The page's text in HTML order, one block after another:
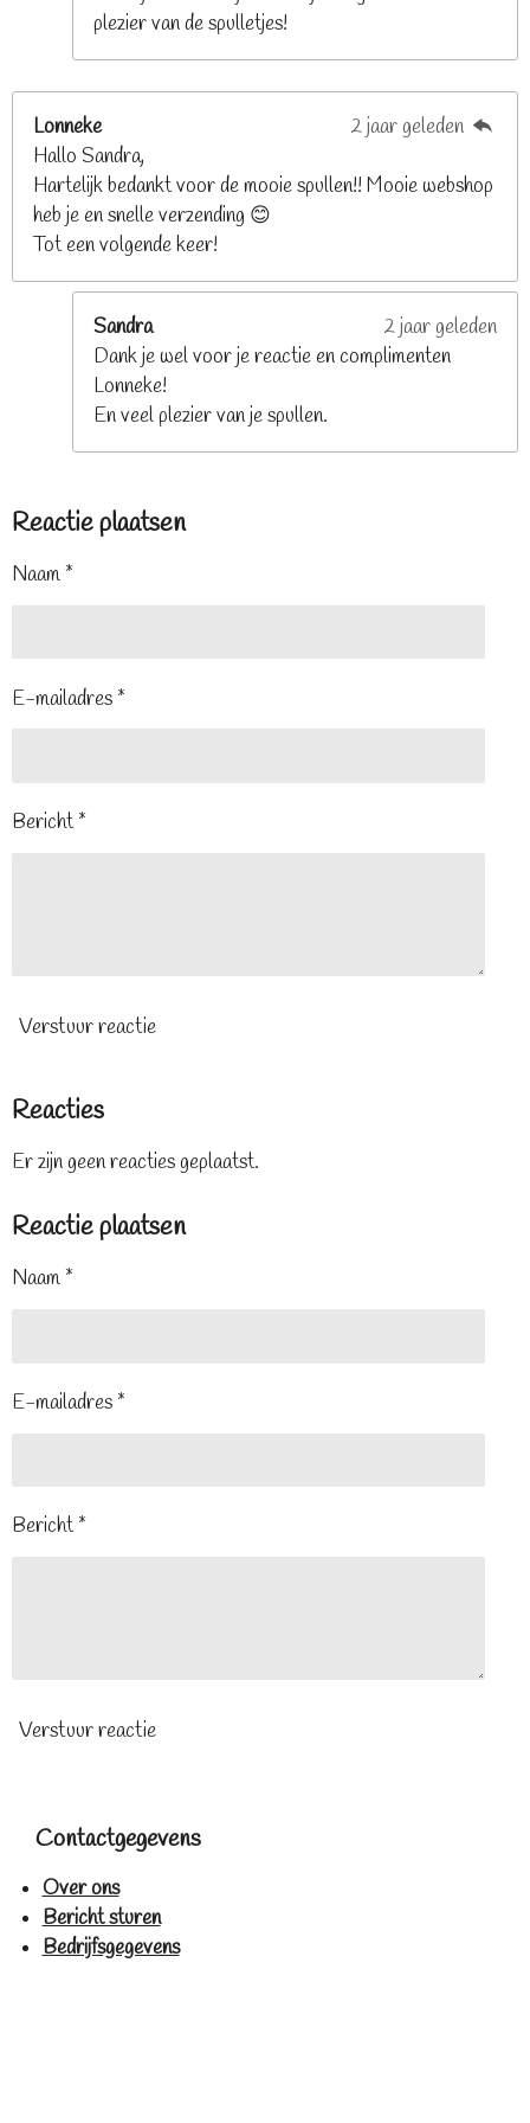
plezier van de spulletjes!
Lonneke
2 jaar geleden
Hallo Sandra,
Hartelijk bedankt voor de mooie spullen!! Mooie webshop
heb je en snelle verzending 😊
Tot een volgende keer!
Sandra
2 jaar geleden
Dank je wel voor je reactie en complimenten
Lonneke!
En veel plezier van je spullen.
Reactie plaatsen
Naam *
E-mailadres *
Bericht *
Verstuur reactie
Reacties
Er zijn geen reacties geplaatst.
Reactie plaatsen
Naam *
E-mailadres *
Bericht *
Verstuur reactie
Contactgegevens
Over ons
Bericht sturen
Bedrijfsgegevens